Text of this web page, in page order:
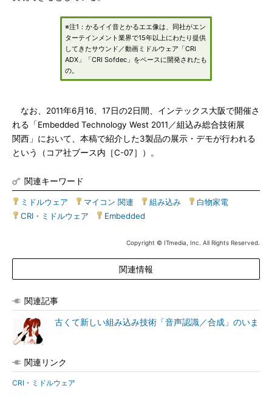
※注1：かるイイ音とかるエエ像は、同社がエン
ターテインメント業界で15年以上にわたり提供
してきたサウンド／動画ミドルウェア「CRI
ADX」「CRI Sofdec」をベースに開発されたも
の。
なお、2011年6月16、17日の2日間、インテックス大阪で開催さ
れる「Embedded Technology West 2011／組込み総合技術展
関西」において、本稿で紹介した3製品の展示・デモが行われる
という（コア社ブース内［C-07］）。
関連キーワード
ミドルウェア マイコン 関連 組み込み 白物家電
CRI・ミドルウェア
Embedded
Copyright © ITmedia, Inc. All Rights Reserved.
関連情報
関連記事
古くて新しい組み込み技術「音声認識／合成」のいま
関連リンク
CRI・ミドルウェア